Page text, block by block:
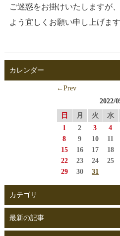
ご迷惑をお掛けいたしますが
よう宜しくお願い申し上げます
カレンダー
←Prev
2022/
日
月 火 水
1
2 3 4
8
9 10 11
15
16 17 18
22
23 24 25
29
30 31
カテゴリ
最新の記事